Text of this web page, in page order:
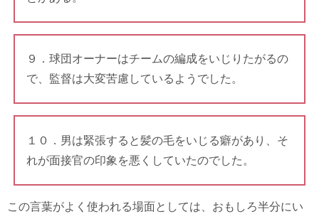
９．球団オーナーはチームの編成をいじりたがるの
で、監督は大変苦慮しているようでした。
１０．男は緊張すると髪の毛をいじる癖があり、そ
れが面接官の印象を悪くしていたのでした。
この言葉がよく使われる場面としては、おもしろ半分にい